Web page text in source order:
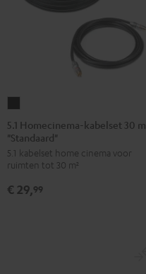
Homecinema-
kabelset
30
m
"Standaard"
5.1 Homecinema-kabelset 30 m
"Standaard"
5.1 kabelset home cinema voor
ruimten tot 30 m²
€ 29,99